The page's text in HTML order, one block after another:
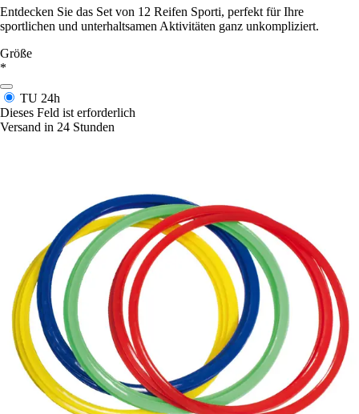
Entdecken Sie das Set von 12 Reifen Sporti, perfekt für Ihre
sportlichen und unterhaltsamen Aktivitäten ganz unkompliziert.
Größe
*
TU 24h
Dieses Feld ist erforderlich
Versand in 24 Stunden